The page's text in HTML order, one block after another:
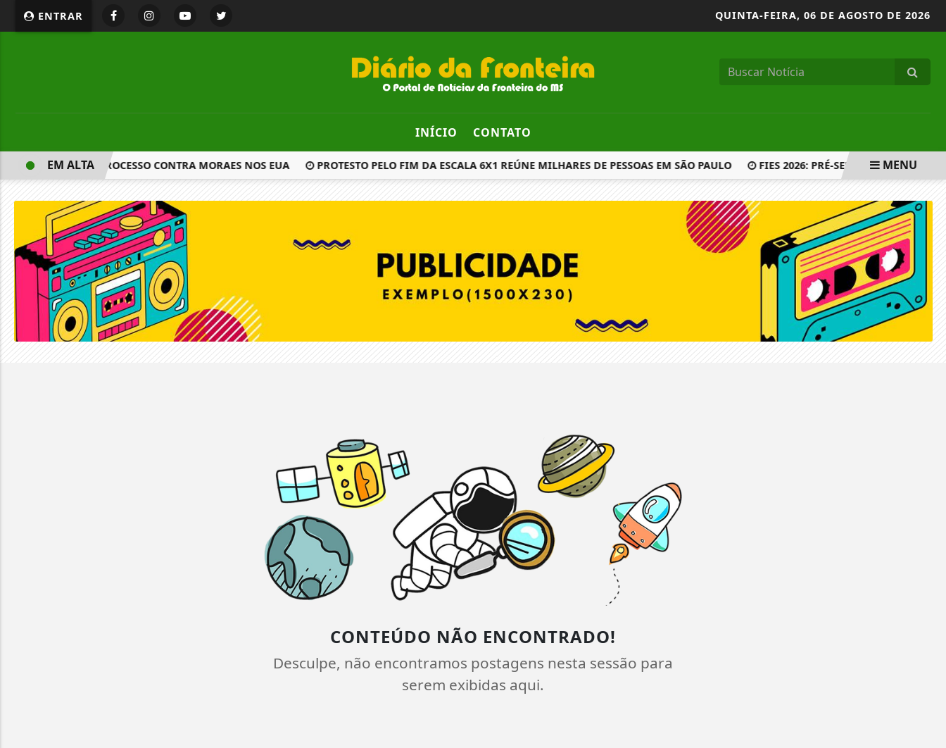
ENTRAR QUINTA-FEIRA, 06 DE AGOSTO DE 2026
INÍCIO CONTATO
ATUAR EM PROCESSO CONTRA MORAES NOS EUA PROTESTO PELO FIM DA ESCALA 6X1 REÚNE MILHARES DE PESSOAS EM SÃO PAULO FIES 2026: PRÉ-SELECIONADOS
EM ALTA MENU
CONTEÚDO NÃO ENCONTRADO!
Desculpe, não encontramos postagens nesta sessão para
serem exibidas aqui.